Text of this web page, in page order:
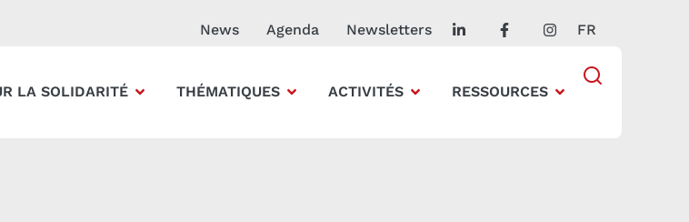
News Agenda Newsletters FR
LA SOLIDARITÉ THÉMATIQUES ACTIVITÉS RESSOURCES